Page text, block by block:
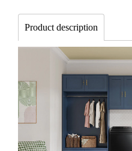
Product description